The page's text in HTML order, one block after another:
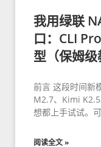
我用绿联
口：CLI
型（保姆级
前言 这段时间新
M2.7、Kimi
想都上手试试。
阅读全文 »